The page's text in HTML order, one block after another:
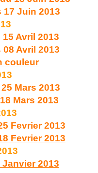
17 Juin 2013
Avril 2013
Avril 2013
couleur
Mars 2013
Mars 2013
Fevrier 2013
Fevrier 2013
2013